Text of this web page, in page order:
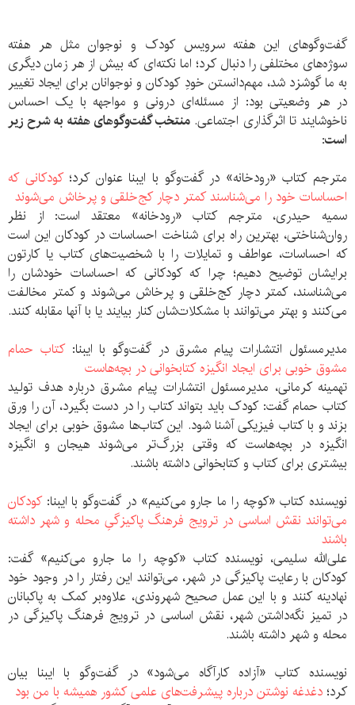
گفت‌وگوهای این هفته سرویس کودک و نوجوان مثل هر هفته
سوژه‌های مختلفی را دنبال کرد؛ اما نکته‌ای که بیش از هر زمان دیگری
به ما گوشزد شد، مهم‌دانستن خودِ کودکان و نوجوانان برای ایجاد تغییر
در هر وضعیتی بود: از مسئله‌ای درونی و مواجهه با یک احساس
ناخوشایند تا اثرگذاری اجتماعی. منتخب گفت‌وگوهای هفته به شرح زیر
است:
مترجم کتاب «رودخانه» در گفت‌وگو با ایبنا عنوان کرد؛کودکانی که
احساسات خود را می‌شناسند کمتر دچار کج‌خلقی و پرخاش می‌شوند
سمیه حیدری، مترجم کتاب «رودخانه» معتقد است: از نظر
روان‌شناختی، بهترین راه برای شناخت احساسات در کودکان این است
که احساسات، عواطف و تمایلات را با شخصیت‌های کتاب یا کارتون
برایشان توضیح دهیم؛ چرا که کودکانی که احساسات خودشان را
می‌شناسند، کمتر دچار کج‌خلقی و پرخاش می‌شوند و کمتر مخالفت
می‌کنند و بهتر می‌توانند با مشکلات‌شان کنار بیایند یا با آنها مقابله کنند.
مدیرمسئول انتشارات پیام مشرق در گفت‌وگو با ایبنا:کتاب حمام
مشوق خوبی برای ایجاد انگیزه کتابخوانی در بچه‌هاست
تهمینه کرمانی، مدیرمسئول انتشارات پیام مشرق درباره هدف تولید
کتاب حمام گفت: کودک باید بتواند کتاب را در دست بگیرد، آن را ورق
بزند و با کتاب فیزیکی آشنا شود. این کتاب‌ها مشوق خوبی برای ایجاد
انگیزه در بچه‌هاست که وقتی بزرگ‌تر می‌شوند هیجان و انگیزه
بیشتری برای کتاب و کتابخوانی داشته باشند.
نویسنده کتاب «کوچه را ما جارو می‌کنیم» در گفت‌وگو با ایبنا:کودکان
می‌توانند نقش اساسی در ترویج فرهنگ پاکیزگیِ محله و شهر داشته
باشند
علی‌الله سلیمی، نویسنده کتاب «کوچه را ما جارو می‌کنیم» گفت:
کودکان با رعایت پاکیزگی در شهر، می‌‎توانند این رفتار را در وجود خود
نهادینه کنند و با این عمل صحیح شهروندی، علاوه‌بر کمک به پاکبانان
در تمیز نگه‌داشتن شهر، نقش اساسی در ترویج فرهنگ پاکیزگی در
محله و شهر داشته باشند.
نویسنده کتاب «آزاده کارآگاه می‌شود» در گفت‌وگو با ایبنا بیان
کرد؛ دغدغه نوشتن درباره پیشرفت‌های علمی کشور همیشه با من بود